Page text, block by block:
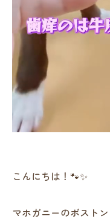
こんにちは！🐾✨
マホガニーのボスト